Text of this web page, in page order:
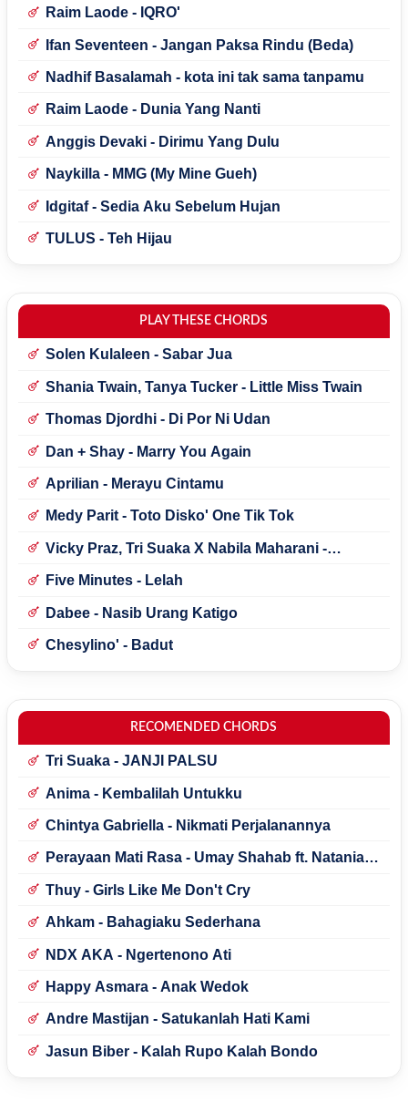
Raim Laode - IQRO'
Ifan Seventeen - Jangan Paksa Rindu (Beda)
Nadhif Basalamah - kota ini tak sama tanpamu
Raim Laode - Dunia Yang Nanti
Anggis Devaki - Dirimu Yang Dulu
Naykilla - MMG (My Mine Gueh)
Idgitaf - Sedia Aku Sebelum Hujan
TULUS - Teh Hijau
PLAY THESE CHORDS
Solen Kulaleen - Sabar Jua
Shania Twain, Tanya Tucker - Little Miss Twain
Thomas Djordhi - Di Por Ni Udan
Dan + Shay - Marry You Again
Aprilian - Merayu Cintamu
Medy Parit - Toto Disko' One Tik Tok
Vicky Praz, Tri Suaka X Nabila Maharani -
Five Minutes - Lelah
Dabee - Nasib Urang Katigo
Chesylino' - Badut
RECOMENDED CHORDS
Tri Suaka - JANJI PALSU
Anima - Kembalilah Untukku
Chintya Gabriella - Nikmati Perjalanannya
Perayaan Mati Rasa - Umay Shahab ft. Natania
Thuy - Girls Like Me Don't Cry
Ahkam - Bahagiaku Sederhana
NDX AKA - Ngertenono Ati
Happy Asmara - Anak Wedok
Andre Mastijan - Satukanlah Hati Kami
Jasun Biber - Kalah Rupo Kalah Bondo